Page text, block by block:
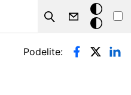
Search
Tamna
pozadina
Podelite: